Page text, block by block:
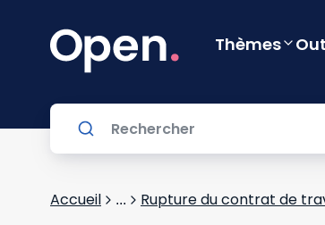
Thèmes
Accueil ... Rupture du contrat de